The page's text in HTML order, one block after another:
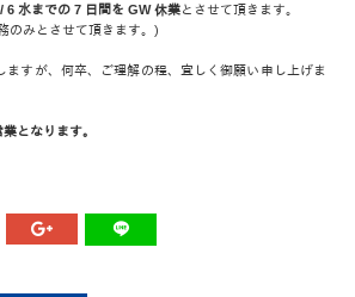
6 水までの 7 日間を GW 休業とさせて頂きます。
のみとさせて頂きます。)
ますが、何卒、ご理解の程、宜しく御願い申し上げま
となります。